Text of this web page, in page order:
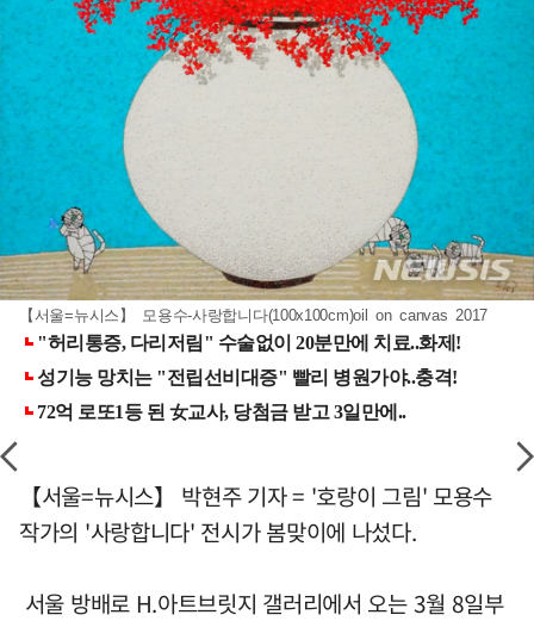
【서울=뉴시스】 모용수-사랑합니다(100x100cm)oil on canvas 2017
【서울=뉴시스】 박현주 기자 = '호랑이 그림' 모용수
작가의 '사랑합니다' 전시가 봄맞이에 나섰다.
서울 방배로 H.아트브릿지 갤러리에서 오는 3월 8일부